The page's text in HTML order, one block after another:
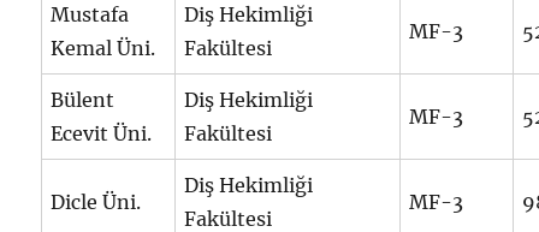
Mustafa
Kemal Üni.
Diş Hekimliği
Fakültesi
MF-3
Bülent
Ecevit Üni.
Diş Hekimliği
Fakültesi
MF-3
Dicle Üni.
Diş Hekimliği
Fakültesi
MF-3